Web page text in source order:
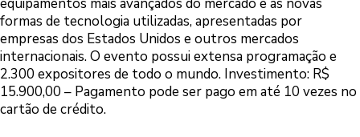
formas de tecnologia utilizadas, apresentadas por
empresas dos Estados Unidos e outros mercados
internacionais. O evento possui extensa programação e
2.300 expositores de todo o mundo. Investimento: R$
15.900,00 – Pagamento pode ser pago em até 10 vezes no
cartão de crédito.